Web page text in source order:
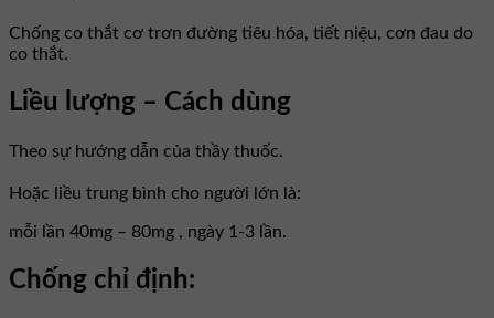
Chống co thắt cơ trơn đường tiêu hóa, tiết niệu, cơn đau do
co thắt.
Liều lượng – Cách dùng
Theo sự hướng dẫn của thầy thuốc.
Hoặc liều trung bình cho người lớn là:
mỗi lần 40mg – 80mg , ngày 1-3 lần.
Chống chỉ định: